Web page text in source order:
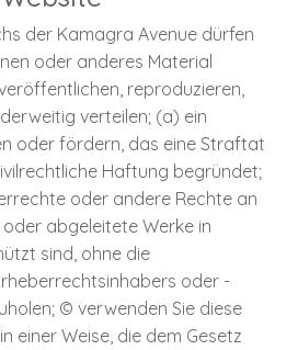
der Kamagra Avenue dürfen
oder anderes Material
reproduzieren,
verteilen; (a) ein
oder fördern, das eine Straftat
Haftung begründet;
oder andere Rechte an
abgeleitete Werke in
sind, ohne die
oder -
© verwenden Sie diese
einer Weise, die dem Gesetz